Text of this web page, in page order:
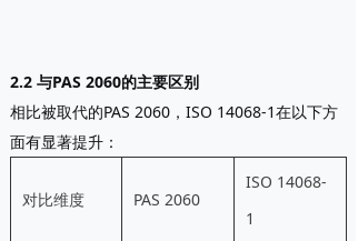
2.2 与PAS 2060的主要区别
相比被取代的PAS 2060，ISO 14068-1在以下方
面有显著提升：
对比维度 PAS 2060
ISO 14068-
1